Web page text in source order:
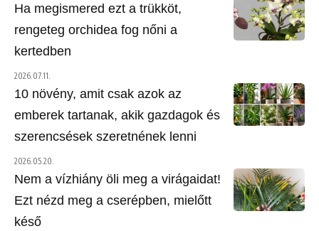
Ha megismered ezt a trükköt,
rengeteg orchidea fog nőni a
kertedben
2026.07.11.
10 növény, amit csak azok az
emberek tartanak, akik gazdagok és
szerencsések szeretnének lenni
2026.05.20.
Nem a vízhiány öli meg a virágaidat!
Ezt nézd meg a cserépben, mielőtt
késő